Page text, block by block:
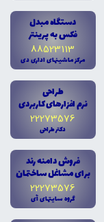
دستگاه مبدل
فکس به پرينتر
88523113
مرکز ماشينهاى ادارى دى
طراحى
نرم افزارهاى کاربردى
22273576
دکتر طراحى
فروش دامنه رند
براى مشاغل ساختمان
22273576
گروه سايتهاى آى